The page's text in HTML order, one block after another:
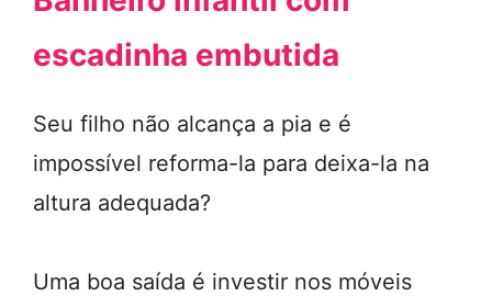
escadinha embutida
Seu filho não alcança a pia e é
impossível reforma-la para deixa-la na
altura adequada?
Uma boa saída é investir nos móveis